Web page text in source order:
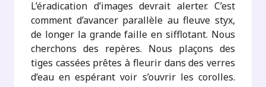
L’éradication d’images devrait alerter. C’est
comment d’avancer parallèle au fleuve styx,
de longer la grande faille en sifflotant. Nous
cherchons des repères. Nous plaçons des
tiges cassées prêtes à fleurir dans des verres
d’eau en espérant voir s’ouvrir les corolles.